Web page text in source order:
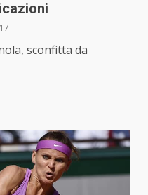
sconfitta da